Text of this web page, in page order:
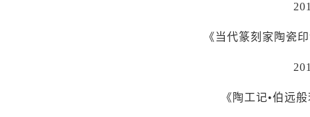
《当代篆刻家陶瓷
《陶工记•伯远